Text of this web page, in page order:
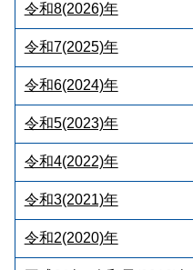
令和8(2026)年
令和7(2025)年
令和6(2024)年
令和5(2023)年
令和4(2022)年
令和3(2021)年
令和2(2020)年